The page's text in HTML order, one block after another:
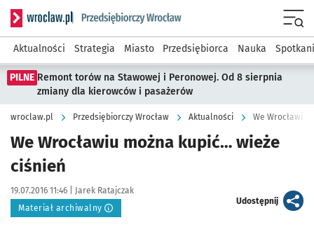
Serwis informacyjny wroclaw.pl podserwis: Strategia
Aktualności Strategia Miasto Przedsiębiorca Nauka
PILNE Remont torów na Stawowej i Peronowej. Od 8 sierpnia
zmiany dla kierowców i pasażerów
wroclaw.pl Przedsiębiorczy Wrocław Aktualności We Wrocławiu
We Wrocławiu można kupić… wieże
ciśnień
Data publikacji:
19.07.2016 11:46 | Autor:
Jarek Ratajczak
Materiał archiwalny
Udostępnijartykuł